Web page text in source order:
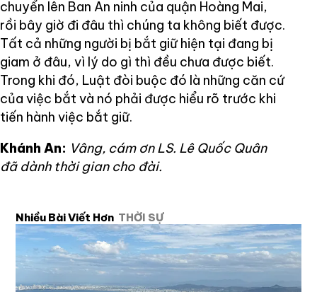
chuyển lên Ban An ninh của quận Hoàng Mai,
rồi bây giờ đi đâu thì chúng ta không biết được.
Tất cả những người bị bắt giữ hiện tại đang bị
giam ở đâu, vì lý do gì thì đều chưa được biết.
Trong khi đó, Luật đòi buộc đó là những căn cứ
của việc bắt và nó phải được hiểu rõ trước khi
tiến hành việc bắt giữ.
Khánh An: Vâng, cám ơn LS. Lê Quốc Quân
đã dành thời gian cho đài.
Nhiều Bài Viết Hơn THỜI SỰ